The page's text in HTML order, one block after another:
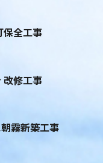
保全工事
改修工事
霧新築工事